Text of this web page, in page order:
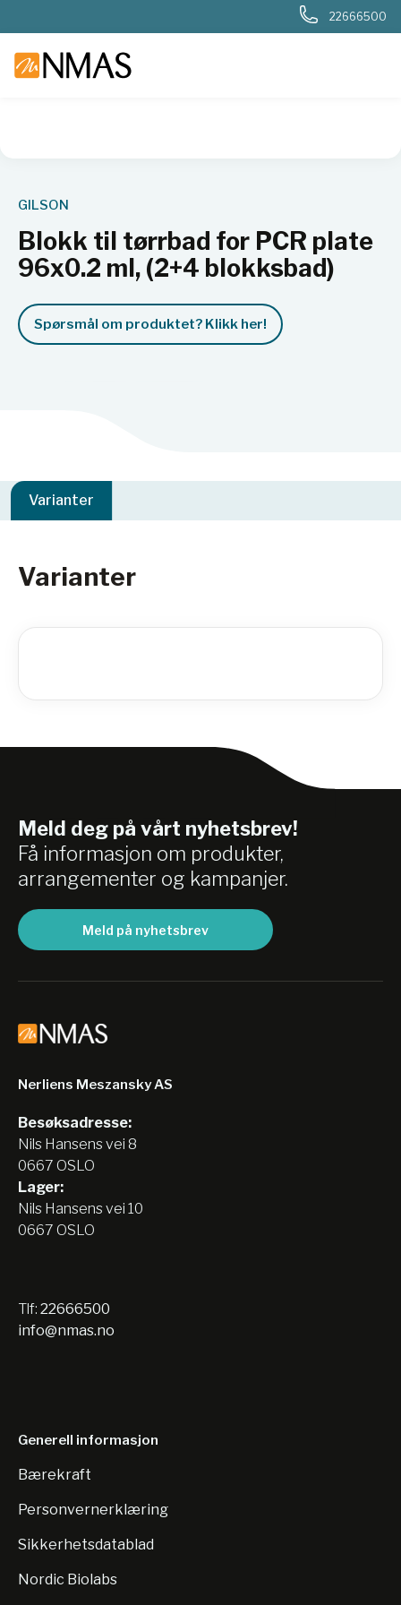
22666500
GILSON
Blokk til tørrbad for PCR plate
96x0.2 ml, (2+4 blokksbad)
Spørsmål om produktet? Klikk her!
Varianter
Varianter
Meld deg på vårt nyhetsbrev!
Få informasjon om produkter,
arrangementer og kampanjer.
Meld på nyhetsbrev
Nerliens Meszansky AS
Besøksadresse:
Nils Hansens vei 8
0667 OSLO
Lager:
Nils Hansens vei 10
0667 OSLO
Tlf: 22666500
info@nmas.no
Generell informasjon
Bærekraft
Personvernerklæring
Sikkerhetsdatablad
Nordic Biolabs